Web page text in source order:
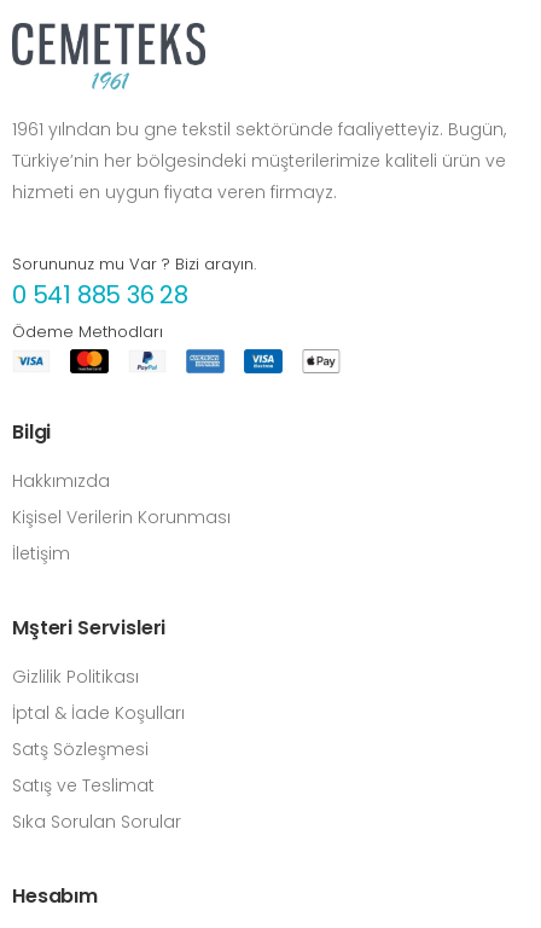
1961 yılndan bu gne tekstil sektöründe faaliyetteyiz. Bugün,
Türkiye’nin her bölgesindeki müşterilerimize kaliteli ürün ve
hizmeti en uygun fiyata veren firmayz.
Sorununuz mu Var ? Bizi arayın.
0 541 885 36 28
Ödeme Methodları
Bilgi
Hakkımızda
Kişisel Verilerin Korunması
İletişim
Mşteri Servisleri
Gizlilik Politikası
İptal & İade Koşulları
Satş Sözleşmesi
Satış ve Teslimat
Sıka Sorulan Sorular
Hesabım